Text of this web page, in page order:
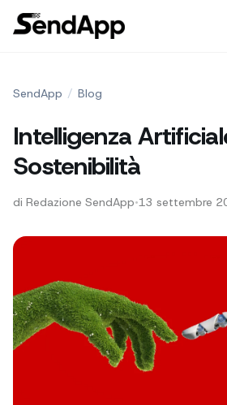
SendApp / Blog
Intelligenza
Sostenibilità
di Redazione SendApp•13 settembre